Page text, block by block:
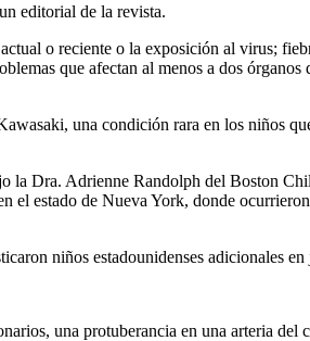
editorial de la revista.
o reciente o la exposición al virus;
que afectan al menos a dos
una condición rara en los niños
la Dra. Adrienne Randolph del Boston
estado de Nueva York, donde
niños estadounidenses adicionales en
una protuberancia en una arteria del